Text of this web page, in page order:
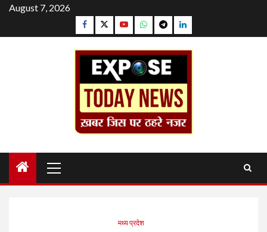
Skip
content
August 7, 2026
Facebook
TwitterYouTubeWhatsapp
TelegramLinkedin
Menu
मध्य प्रदेश